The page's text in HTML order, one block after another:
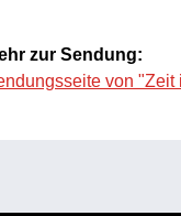
zur Sendung:
von "Zeit